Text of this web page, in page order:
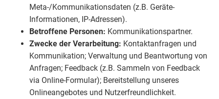
Meta-/Kommunikationsdaten (z.B. Geräte-
Informationen, IP-Adressen).
Betroffene Personen: Kommunikationspartner.
Zwecke der Verarbeitung: Kontaktanfragen und
Kommunikation; Verwaltung und Beantwortung von
Anfragen; Feedback (z.B. Sammeln von Feedback
via Online-Formular); Bereitstellung unseres
Onlineangebotes und Nutzerfreundlichkeit.